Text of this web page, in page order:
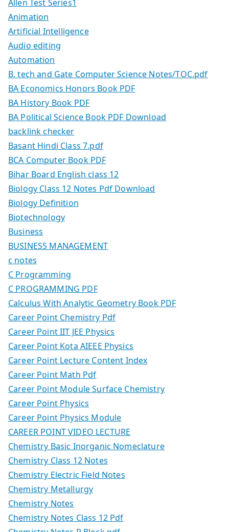
Allen Test Series1
Animation
Artificial Intelligence
Audio editing
Automation
B. tech and Gate Computer Science Notes/TOC.pdf
BA Economics Honors Book PDF
BA History Book PDF
BA Political Science Book PDF Download
backlink checker
Basant Hindi Class 7.pdf
BCA Computer Book PDF
Bihar Board English class 12
Biology Class 12 Notes Pdf Download
Biology Definition
Biotechnology
Business
BUSINESS MANAGEMENT
c notes
C Programming
C PROGRAMMING PDF
Calculus With Analytic Geometry Book PDF
Career Point Chemistry Pdf
Career Point IIT JEE Physics
Career Point Kota AIEEE Physics
Career Point Lecture Content Index
Career Point Math Pdf
Career Point Module Surface Chemistry
Career Point Physics
Career Point Physics Module
CAREER POINT VIDEO LECTURE
Chemistry Basic Inorganic Nomeclature
Chemistry Class 12 Notes
Chemistry Electric Field Notes
Chemistry Metallurgy
Chemistry Notes
Chemistry Notes Class 12 Pdf